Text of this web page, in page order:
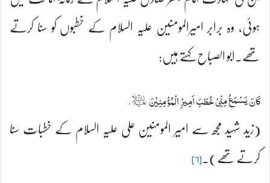
ہوئی، وہ برابر امیرالمومنین علیہ السلام کے خطبوں کو سنا کرتے
تھے۔ابو الصباح کہتے ہیں:
کَانَ يَسْمَعُ مِنِّیْ خُطَبَ اَمِيرِْ الْمُؤْمِنِيْنَ ؑ.
(زید شہید مجھ سے امیر المومنین علی علیہ السلام کے خطبات سنا
کرتے تھے)۔[۶]